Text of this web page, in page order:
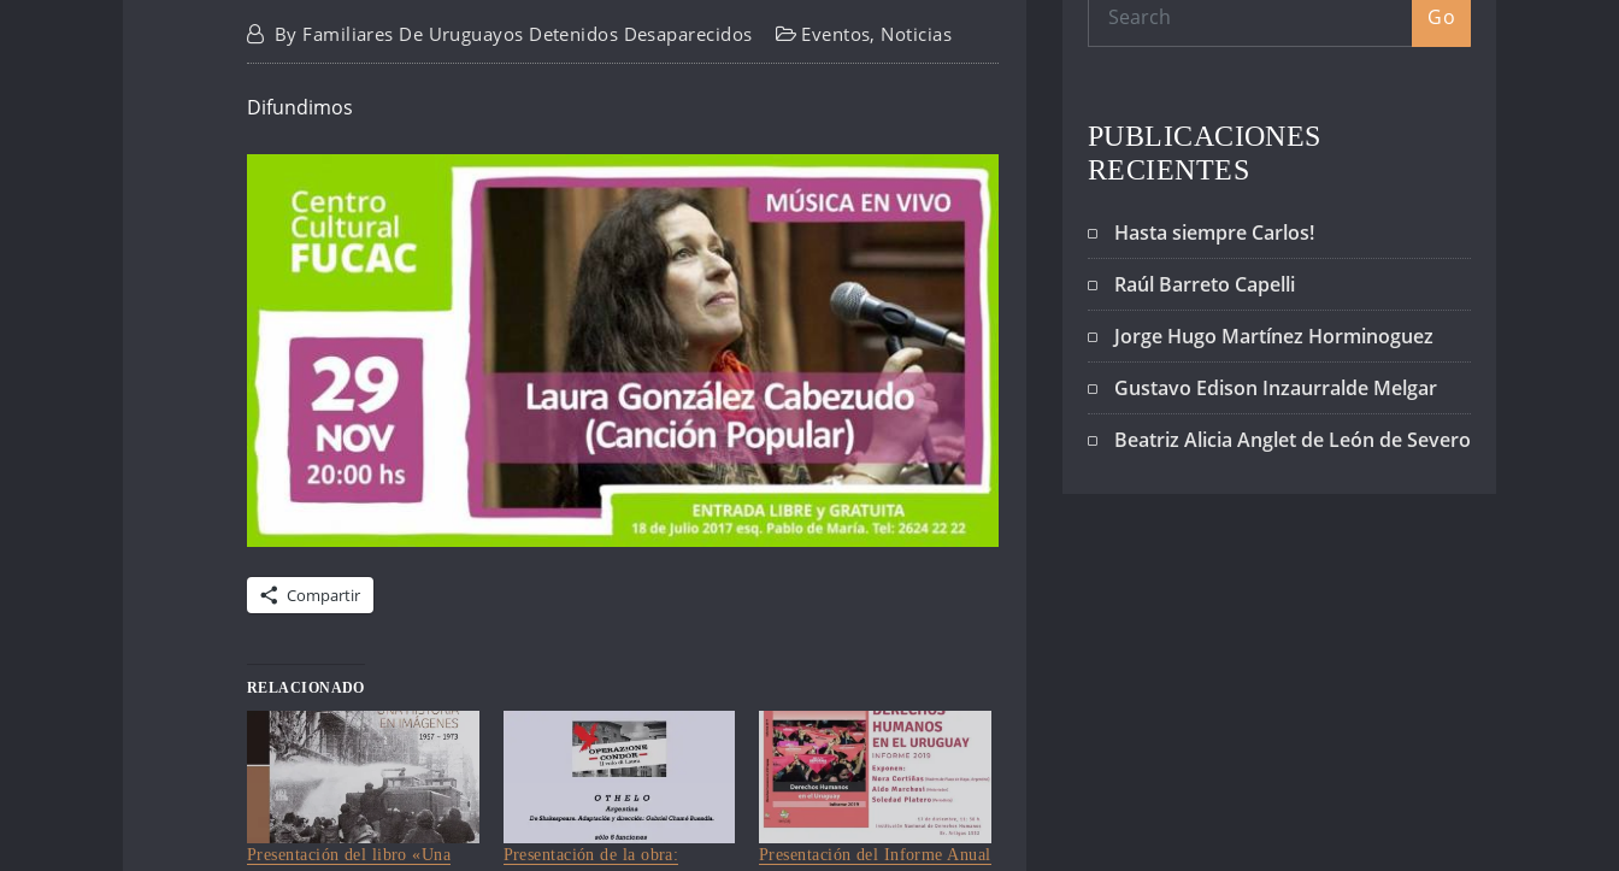
By Familiares De Uruguayos Detenidos Desaparecidos Eventos, Noticias
Difundimos
Compartir
RELACIONADO
Presentación del libro «Una
Presentación de la obra:
Presentación del Informe Anual
Go
PUBLICACIONES
RECIENTES
Hasta siempre Carlos!
Raúl Barreto Capelli
Jorge Hugo Martínez Horminoguez
Gustavo Edison Inzaurralde Melgar
Beatriz Alicia Anglet de León de Severo